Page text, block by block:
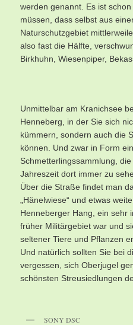
werden genannt. Es ist
müssen, dass selbst aus
Naturschutzgebiet
also fast die Hälfte,
Birkhuhn, Wiesenpiper,
Unmittelbar am Kranichsee
Henneberg, in der Sie sich
kümmern, sondern auch die
können. Und zwar in Form
Schmetterlingssammlung,
Jahreszeit dort immer zu
Über die Straße findet man
„Hänelwiese“ und etwas
Henneberger Hang, ein sehr
früher Militärgebiet war und
seltener Tiere und Pflanzen
Und natürlich sollten Sie bei
vergessen, sich Oberjugel
schönsten Streusiedlungen
SONY DSC